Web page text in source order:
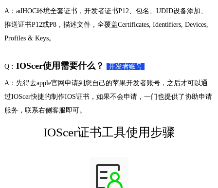
A：adHOC环境全套证书，开发者证书P12、包名、UDID设备添加、
推送证书P12或P8，描述文件，全覆盖Certificates, Identifiers, Devices,
Profiles & Keys。
Q： IOScer使用需要什么？ 开发者账号
A：先得去apple官网申请到您自己的苹果开发者账号，之后才可以通
过IOScer快捷的制作IOS证书，如果不会申请，一门也提供了协助申请
服务，联系右侧客服即可。
IOScer证书工具使用步骤